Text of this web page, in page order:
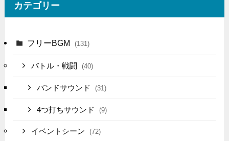
カテゴリー
フリーBGM (131)
バトル・戦闘 (40)
バンドサウンド (31)
4つ打ちサウンド (9)
イベントシーン (72)